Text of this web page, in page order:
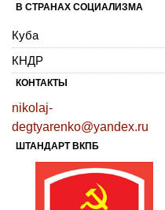
В СТРАНАХ СОЦИАЛИЗМА
Куба
КНДР
КОНТАКТЫ
nikolaj-
degtyarenko@yandex.ru
ШТАНДАРТ ВКПБ